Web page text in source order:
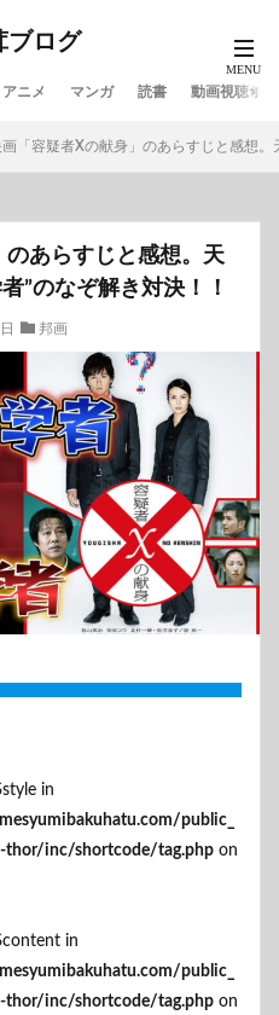
ブログ
アニメ マンガ 読書 動画視聴サ
画「容疑者Xの献身」のあらすじと感想。
あらすじと感想。天
”のなぞ解き対決！！
邦画
in
public_
inc/shortcode/tag.php on
in
public_
inc/shortcode/tag.php on